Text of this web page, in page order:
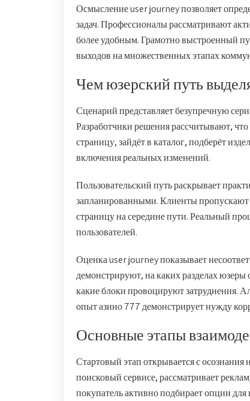
Осмысление user journey позволяет
задач. Профессионалы рассматривают
более удобным. Грамотно выстроенный
выходов на множественных этапах
Чем юзерский путь
Сценарий представляет безупречную
Разработчики решения рассчитывают,
страницу, зайдёт в каталог, подберёт
включения реальных изменений.
Пользовательский путь раскрывает
запланированными. Клиенты пропускают
страницу на середине пути. Реальный
пользователей.
Оценка user journey показывает
демонстрируют, на каких разделах юзеры
какие блоки провоцируют затруднения.
опыт азино 777 демонстрирует нужду
Основные этапы
Стартовый этап открывается с
поисковый сервисе, рассматривает
покупатель активно подбирает опции